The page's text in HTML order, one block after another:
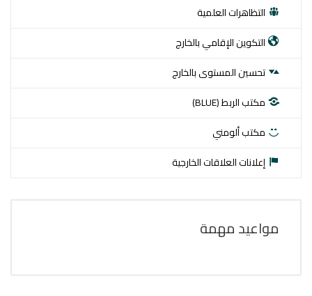
التظاهرات العلمية
التكوين الإقامي بالخارج
تحسين المستوى بالخارج
مكتب الربط (BLUE)
مكتب ألومني
إعلانات العلاقات الخارجية
مواعيد مهمة